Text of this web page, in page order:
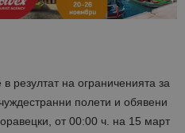
резултат на ограниченията за
полети и обявени
от 00:00 ч. на 15 март